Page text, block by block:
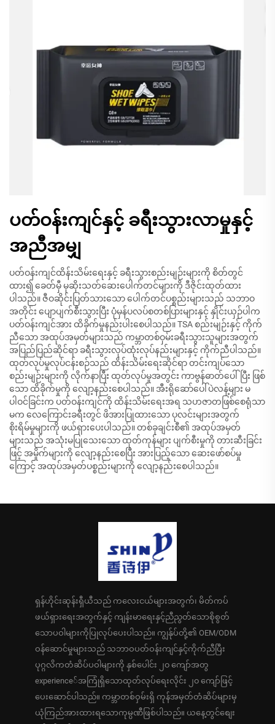
ပတ်ဝန်းကျင်နှင့် ခရီးသွားလာမှုနှင့်
အညီအမျှ
ပတ်ဝန်းကျင်ထိန်းသိမ်းရေးနှင့် ခရီးသွားစည်းမျဉ်းများကို စိတ်တွင်
ထား၍ ခေတ်မှီ မုဆိုးသတ်ဆေးပေါက်တင်များကို ဒီဇိုင်းထုတ်ထား
ပါသည်။ ဇီဝဆိုင်းပြတ်သားသော ပေါက်တင်ပစ္စည်းများသည် သဘာဝ
အတိုင်း ပျောပျက်စီးသွားပြီး ပုံမှန်ပလပ်စတစ်ပြားများနှင့် နှိုင်းယှဉ်ပါက
ပတ်ဝန်းကျင်အား ထိခိုက်မှုနည်းပါးစေပါသည်။ TSA စည်းမျဉ်းနှင့် ကိုက်
ညီသော အထုပ်အမှတ်များသည် ကမ္ဘာတစ်ဝှမ်းခရီးသွားသူများအတွက်
အပြည်ပြည်ဆိုင်ရာ ခရီးသွားလုပ်ထုံးလုပ်နည်းများနှင့် ကိုက်ညီပါသည်။
ထုတ်လုပ်မှုလုပ်ငန်းစဉ်သည် ထိန်းသိမ်းရေးဆိုင်ရာ တင်းကျပ်သော
စည်းမျဉ်းများကို လိုက်နာပြီး ထုတ်လုပ်မှုအတွင်း ကာဗွန်ဓာတ်ပေါ်ပြီး ဖြစ်
သော ထိခိုက်မှုကို လျော့နည်းစေပါသည်။ အီးရိုဆော်ပေါ်ပဲလန့်များ မ
ပါဝင်ခြင်းက ပတ်ဝန်းကျင်ကို ထိန်းသိမ်းရေးအရ သဟဇာတဖြစ်စေရုံသာ
မက လေကြောင်းခရီးတွင် ဖိအားပြုထားသော ပုလင်းများအတွက်
စိုးရိမ်မှုများကို ဖယ်ရှားပေးပါသည်။ တစ်ခုချင်းစီ၏ အထုပ်အမှတ်
များသည် အသုံးမပြုသေးသော ထုတ်ကုန်များ ပျက်စီးမှုကို တားဆီးခြင်း
ဖြင့် အမှိုက်များကို လျော့နည်းစေပြီး အားပြည့်သော ဆေးဖော်စပ်မှု
ကြောင့် အထုပ်အမှတ်ပစ္စည်းများကို လျော့နည်းစေပါသည်။
ရှန်ဟိုင်းဆုန်းရှီယီသည် ကလေးငယ်များအတွက်၊ မိတ်ကပ်
ဖယ်ရှားရေးအတွက်နှင့် ကျန်းမာရေးနှင့်ညီညွတ်သောစိုစွတ်
သောပဝါများကိုပြုလုပ်ပေးပါသည်။ ကျွန်ုပ်တို့၏ OEM/ODM
ဝန်ဆောင်မှုများသည် သဘာဝပတ်ဝန်းကျင်နှင့်ကိုက်ညီပြီး
ပုဂ္ဂလိကတံဆိပ်ပဝါများကို နှစ်ပေါင်း ၂၀ ကျော်အတွ
experience်အကြုံရှိသောထုတ်လုပ်ရေးလိုင်း ၂၀ ကျော်ဖြင့်
ပေးဆောင်ပါသည်။ ကမ္ဘာတစ်ဝှမ်းရှိ ကုန်အမှတ်တံဆိပ်များမှ
ယုံကြည်အားထားရသောကုမ္ပဏီဖြစ်ပါသည်။ ယနေ့တွင်စျေး